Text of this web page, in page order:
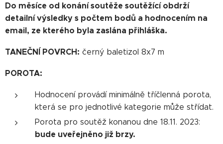
Do měsíce od konání soutěže soutěžící obdrží
detailní výsledky s počtem bodů a hodnocením na
email, ze kterého byla zaslána přihláška.
TANEČNÍ POVRCH: černý baletizol 8x7 m
POROTA:
Hodnocení provádí minimálně tříčlenná porota,
která se pro jednotlivé kategorie může střídat.
Porota pro soutěž konanou dne 18.11. 2023:
bude uveřejněno již brzy.